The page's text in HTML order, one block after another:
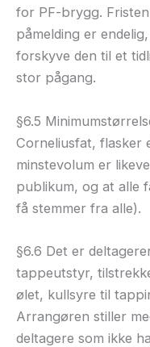
for PF-brygg.
påmelding er
forskyve den til et
stor pågang.
§6.5
Corneliusfat, flasker
minstevolum er
publikum, og at alle
få stemmer fra alle).
§6.6 Det er
tappeutstyr,
ølet, kullsyre til
Arrangøren stiller
deltagere som ikke